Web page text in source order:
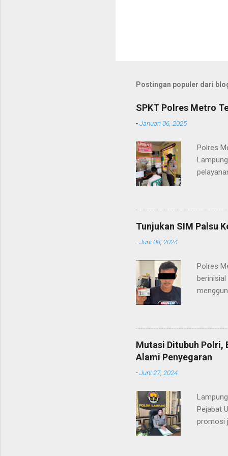
Postingan populer dari
SPKT Polres Metro
-Januari 06, 2025
Polres
Heri
pidana,
Tunjukan SIM Palsu
-Juni 08, 2024
Polres
berinisial
dari
Mutasi Ditubuh Polri,
Alami Penyegaran
-Juni 27, 2024
Pejabat
promosi